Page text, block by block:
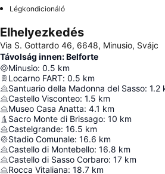
Légkondicionáló
Elhelyezkedés
Via S. Gottardo 46, 6648, Minusio, Svájc
Távolság innen: Belforte
Minusio: 0.5 km
Locarno FART: 0.5 km
Santuario della Madonna del Sasso: 1.2
Castello Visconteo: 1.5 km
Museo Casa Anatta: 4.1 km
Sacro Monte di Brissago: 10 km
Castelgrande: 16.5 km
Stadio Comunale: 16.6 km
Castello di Montebello: 16.8 km
Castello di Sasso Corbaro: 17 km
Rocca Vitaliana: 18.7 km